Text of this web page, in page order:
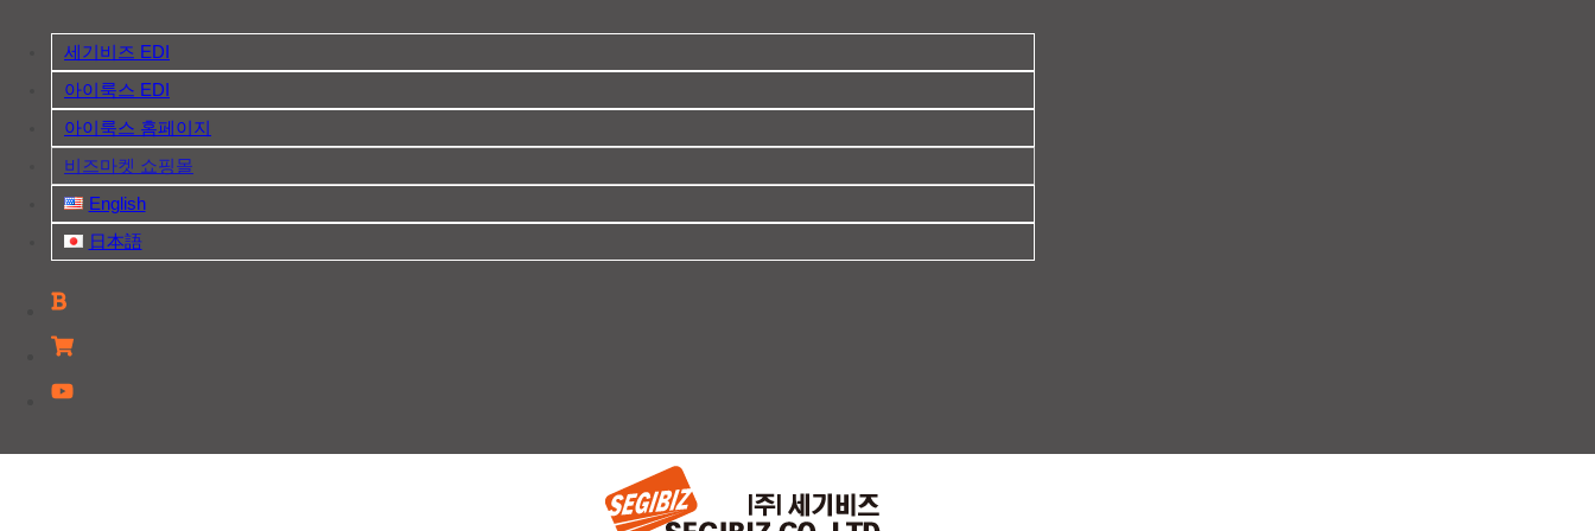
세기비즈 EDI
아이룩스 EDI
아이룩스 홈페이지
비즈마켓 쇼핑몰
English
日本語